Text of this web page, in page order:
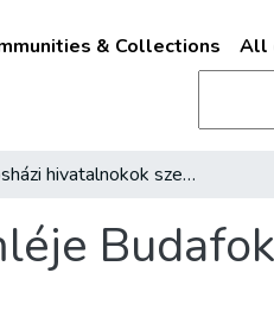
& Collections All
Városházi hivatalnokok szemléje Budafokon a barlanglakásoknál